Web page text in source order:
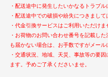
・配送途中に発生したいかなるトラブ
・配送途中での破損や紛失につきまして
・代金引換サービスはご利用いただけま
・お荷物のお問い合わせ番号を記載し
も届かない場合は、お手数ですがメール
・交通状況、地域、天災、事故等の要
ます。予めご了承くださいませ。